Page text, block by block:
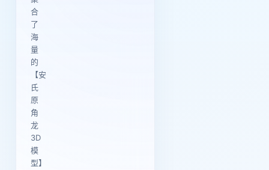
合
了
海
量
的
【安
氏
原
角
龙
3D
模
型】